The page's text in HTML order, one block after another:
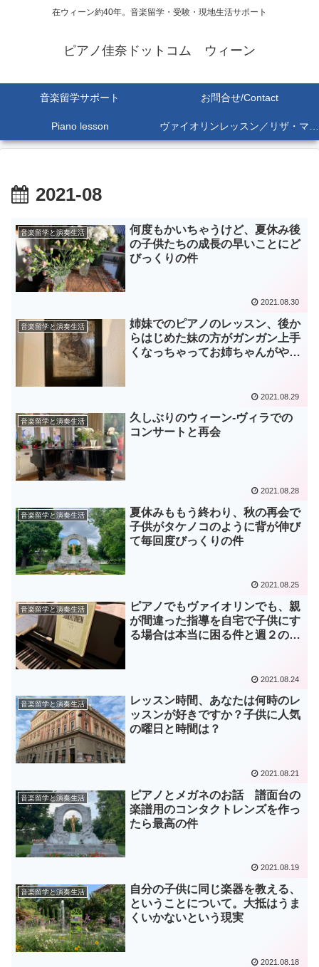
在ウィーン約40年。音楽留学・受験・現地生活サポート
ピアノ佳奈ドットコム ウィーン
音楽留学サポート お問合せ/Contact
Piano lesson ヴァイオリンレッスン／リザ・マリア Lisa-Maria SEKINE
2021-08
音楽留学と演奏生活
何度もかいちゃうけど、夏休み後
の子供たちの成長の早いことにど
びっくりの件
2021.08.30
音楽留学と演奏生活
姉妹でのピアノのレッスン、後か
らはじめた妹の方がガンガン上手
くなっちゃってお姉ちゃんがやる
2021.08.29
音楽留学と演奏生活
久しぶりのウィーン-ヴィラでの
コンサートと再会
2021.08.28
音楽留学と演奏生活
夏休みももう終わり、秋の再会で
子供がタケノコのように背が伸び
て毎回度びっくりの件
2021.08.25
音楽留学と演奏生活
ピアノでもヴァイオリンでも、親
が間違った指導を自宅で子供にす
る場合は本当に困る件と週２のレ
2021.08.24
音楽留学と演奏生活
レッスン時間、あなたは何時のレ
ッスンが好きですか？子供に人気
の曜日と時間は？
2021.08.21
音楽留学と演奏生活
ピアノとメガネのお話 譜面台の
楽譜用のコンタクトレンズを作っ
たら最高の件
2021.08.19
音楽留学と演奏生活
自分の子供に同じ楽器を教える、
ということについて。大抵はうま
くいかないという現実
2021.08.18